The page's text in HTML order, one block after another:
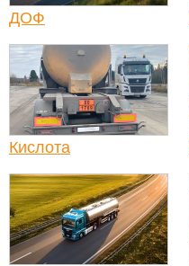
ДОФ
Кислота